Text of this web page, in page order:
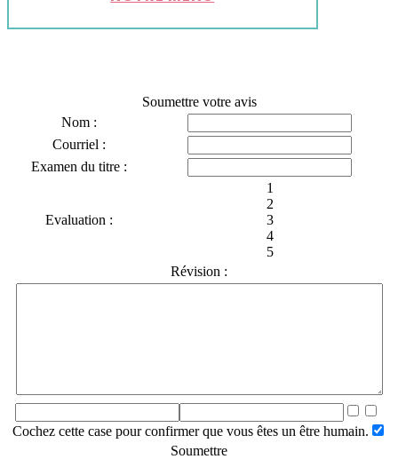
Soumettre votre avis
Nom :
Courriel :
Examen du titre :
Evaluation :
1
2
3
4
5
Révision :
Cochez cette case pour confirmer que vous êtes un être humain.
Soumettre